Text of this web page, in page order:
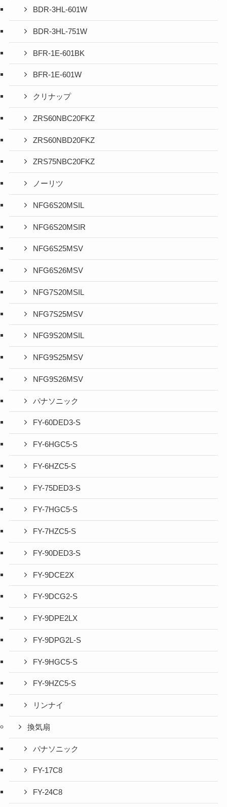
BDR-3HL-601W
BDR-3HL-751W
BFR-1E-601BK
BFR-1E-601W
クリナップ
ZRS60NBC20FKZ
ZRS60NBD20FKZ
ZRS75NBC20FKZ
ノーリツ
NFG6S20MSIL
NFG6S20MSIR
NFG6S25MSV
NFG6S26MSV
NFG7S20MSIL
NFG7S25MSV
NFG9S20MSIL
NFG9S25MSV
NFG9S26MSV
パナソニック
FY-60DED3-S
FY-6HGC5-S
FY-6HZC5-S
FY-75DED3-S
FY-7HGC5-S
FY-7HZC5-S
FY-90DED3-S
FY-9DCE2X
FY-9DCG2-S
FY-9DPE2LX
FY-9DPG2L-S
FY-9HGC5-S
FY-9HZC5-S
リンナイ
換気扇
パナソニック
FY-17C8
FY-24C8